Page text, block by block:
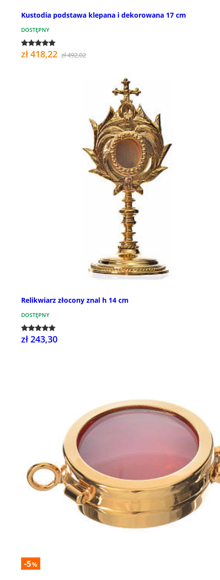
Kustodia podstawa klepana i dekorowana 17 cm
DOSTĘPNY
zł 418,22 zł 492,02
Relikwiarz złocony znal h 14 cm
DOSTĘPNY
zł 243,30
-5%